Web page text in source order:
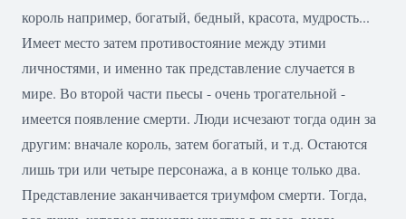
король например, богатый, бедный, красота, мудрость...
Имеет место затем противостояние между этими
личностями, и именно так представление случается в
мире. Во второй части пьесы - очень трогательной -
имеется появление смерти. Люди исчезают тогда один за
другим: вначале король, затем богатый, и т.д. Остаются
лишь три или четыре персонажа, а в конце только два.
Представление заканчивается триумфом смерти. Тогда,